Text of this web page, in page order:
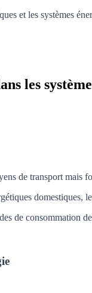
et les systèmes
les
de transport mais
domestiques,
de consommation